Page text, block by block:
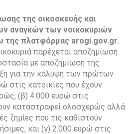
της οικοσκευής και
αναγκών των νοικοκυριών
της πλατφόρμας arogi.gov.gr.
παρέχεται αποζημίωση
με αποζημίωση της
για την κάλυψη των πρώτων
στις κατοικίες που έχουν
(β) 4.000 ευρώ στις
καταστραφεί ολοσχερώς αλλά
ζημίες που τις καθιστούν
και (γ) 2.000 ευρώ στις